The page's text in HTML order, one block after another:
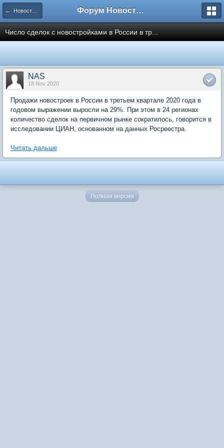
← Новости рынка недвижимости Форум Новостройки
Число сделок с новостройками в России в тр...
NAS
18 Nov 2020
Продажи новостроек в России в третьем квартале 2020 года в
годовом выражении выросли на 29%. При этом в 24 регионах
количество сделок на первичном рынке сократилось, говорится в
исследовании ЦИАН, основанном на данных Росреестра.
Читать дальше
Полная версия